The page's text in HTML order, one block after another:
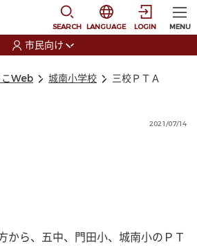
SEARCH
選択すると言語の切
LANGUAGE LOGIN MENU
市民向け
こWeb 城南小学校 三校ＰＴＡ
2021/07/14
から、五中、門田小、城南小のＰＴ